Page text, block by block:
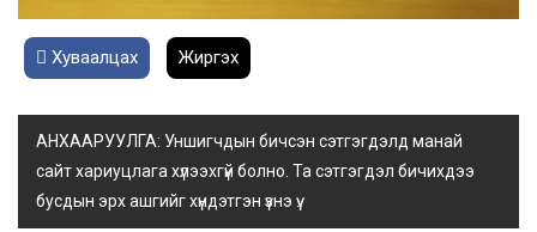
Хуваалцах Жиргэх
АНХААРУУЛГА: Уншигчдын бичсэн сэтгэгдэлд манай
сайт хариуцлага хүлээхгүй болно. Та сэтгэгдэл бичихдээ
бусдын эрх ашгийг хүндэтгэн үзнэ үү.